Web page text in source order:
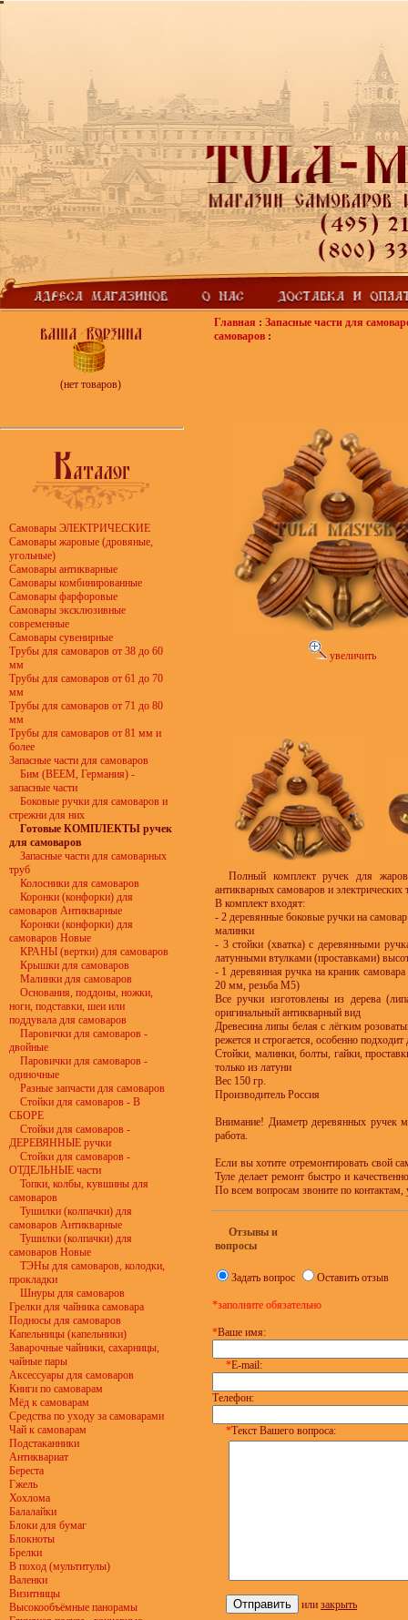
(нет товаров)
Самовары ЭЛЕКТРИЧЕСКИЕ
Самовары жаровые (дровяные,
угольные)
Самовары антикварные
Самовары комбинированные
Самовары фарфоровые
Самовары эксклюзивные
современные
Самовары сувенирные
Трубы для самоваров от 38 до 60
мм
Трубы для самоваров от 61 до 70
мм
Трубы для самоваров от 71 до 80
мм
Трубы для самоваров от 81 мм и
более
Запасные части для самоваров
Бим (BEEM, Германия) -
запасные части
Боковые ручки для самоваров и
стрежни для них
Готовые КОМПЛЕКТЫ ручек
для самоваров
Запасные части для самоварных
труб
Колосники для самоваров
Коронки (конфорки) для
самоваров Антикварные
Коронки (конфорки) для
самоваров Новые
КРАНЫ (вертки) для самоваров
Крышки для самоваров
Малинки для самоваров
Основания, поддоны, ножки,
ноги, подставки, шеи или
поддувала для самоваров
Паровички для самоваров -
двойные
Паровички для самоваров -
одиночные
Разные запчасти для самоваров
Стойки для самоваров - В
СБОРЕ
Стойки для самоваров -
ДЕРЕВЯННЫЕ ручки
Стойки для самоваров -
ОТДЕЛЬНЫЕ части
Топки, колбы, кувшины для
самоваров
Тушилки (колпачки) для
самоваров Антикварные
Тушилки (колпачки) для
самоваров Новые
ТЭНы для самоваров, колодки,
прокладки
Шнуры для самоваров
Грелки для чайника самовара
Подносы для самоваров
Капельницы (капельники)
Заварочные чайники, сахарницы,
чайные пары
Аксессуары для самоваров
Книги по самоварам
Мёд к самоварам
Средства по уходу за самоварами
Чай к самоварам
Подстаканники
Антиквариат
Береста
Гжель
Хохлома
Балалайки
Блоки для бумаг
Блокноты
Брелки
В поход (мультитулы)
Валенки
Визитницы
Высокообъёмные панорамы
Главная : Запасные части для
самоваров :
увеличить
Полный комплект ручек для
антикварных самоваров и электрических
В комплект входят:
- 2 деревянные боковые ручки на
малинки
- 3 стойки (хватка) с деревянными
латунными втулками (проставками)
- 1 деревянная ручка на краник
20 мм, резьба М5)
Все ручки изготовлены из дерева
оригинальный антикварный вид
Древесина липы белая с лёгким
режется и строгается, особенно
Стойки, малинки, болты, гайки,
только из латуни
Вес 150 гр.
Производитель Россия
Внимание! Диаметр деревянных ручек
работа.
Если вы хотите отремонтировать свой
Туле делает ремонт быстро и
По всем вопросам звоните по контактам,
Отзывы и
вопросы
Задать вопрос Оставить отзыв
*заполните обязательно
*Ваше имя:
*E-mail:
Телефон:
*Текст Вашего вопроса:
или закрыть